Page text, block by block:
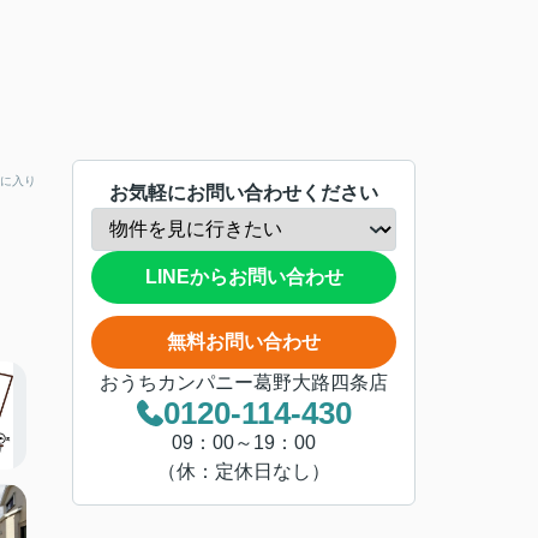
入り
お気軽にお問い合わせください
LINEからお問い合わせ
無料お問い合わせ
おうちカンパニー葛野大路四条店
0120-114-430
09：00～19：00
（休：定休日なし）